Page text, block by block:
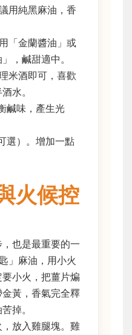
用純黑麻油，香
「金蘭醬油」或
，鹹甜適中。
米酒即可，喜歡
水。
鹹味，產生光
選）。增加一點
火候控
，也是最重要的一
」麻油，用小火
小火，把薑片煸
黃，香氣完全釋
掉。
，放入雞腿塊。雞